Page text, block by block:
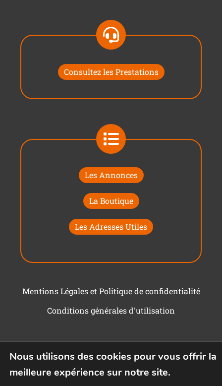
Consultez les Prestations
Les Annonces
La Boutique
Les Adresses Utiles
Mentions Légales et Politique de confidentialité
Conditions générales d'utilisation
Nous utilisons des cookies pour vous offrir la
meilleure expérience sur notre site.